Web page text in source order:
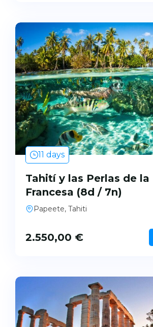
11 days
Tahití y las Perlas de la
Francesa (8d / 7n)
Papeete, Tahiti
2.550,00 €